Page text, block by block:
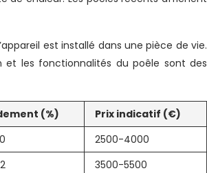
est installé dans une pièce de vie.
et les fonctionnalités du poêle sont des
(%)
Prix indicatif (€)
2500-4000
3500-5500